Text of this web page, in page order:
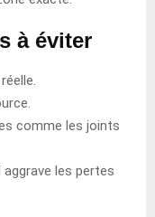
à éviter
comme les joints
les pertes